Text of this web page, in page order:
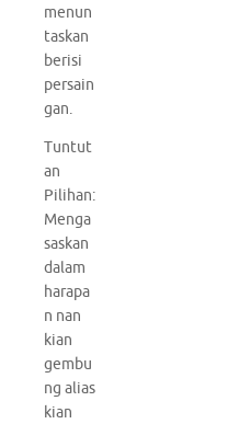
menun
taskan
berisi
persain
gan.
Tuntut
an
Pilihan:
Menga
saskan
dalam
harapa
n nan
kian
gembu
ng alias
kian